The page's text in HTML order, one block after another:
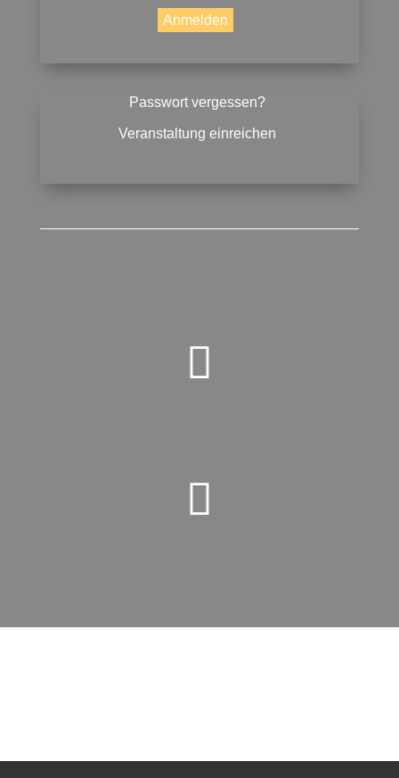
Passwort vergessen?
Veranstaltung einreichen